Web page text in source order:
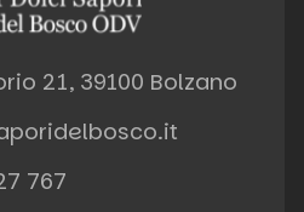
21, 39100 Bolzano
767